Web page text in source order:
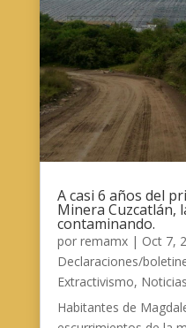
A casi 6 años del
Minera Cuzcatlán,
contaminando.
por remamx| Oct 7,
Declaraciones/
Extractivismo, Noticias
Habitantes de